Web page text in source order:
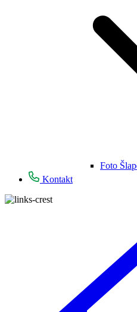
Foto
Kontakt